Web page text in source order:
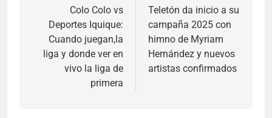
entradas
Colo Colo vs
Deportes Iquique:
Cuando juegan,la
liga y donde ver en
vivo la liga de
primera
Teletón da inicio a su
campaña 2025 con
himno de Myriam
Hernández y nuevos
artistas confirmados